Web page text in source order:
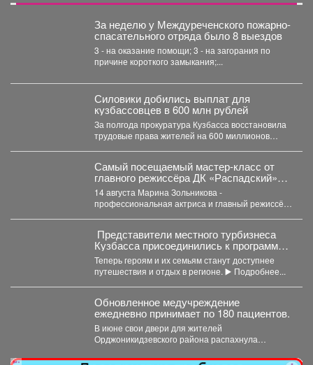
За неделю у Междуреченского пожарно-
спасательного отряда было 8 выездов
3 - на оказание помощи; 3 - на загорания по
причине короткого замыкания;...
Силовики добились выплат для
кузбассовцев в 600 млн рублей
За полгода прокуратура Кузбасса восстановила
трудовые права жителей на 600 миллионов
Самый посещаемый мастер‑класс от
главного режиссёра ДК «Распадский»
возвращается
14 августа Марина Зольникова -
профессиональная актриса и главный режиссёр
Представители местного турбизнеса
Кузбасса присоединились к программе
поддержки участников СВО и их
близкихне.
Теперь героям и их семьям станут доступнее
путешествия и отдых в регионе. ▶️ Подробнее...
Обновленное медучреждение
ежедневно принимает по 180 пациентов.
В июне свои двери для жителей
Орджоникидзевского района распахнула